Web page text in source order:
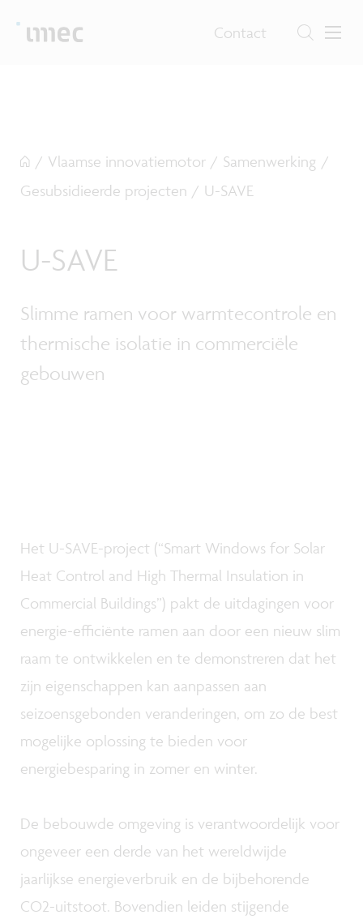
Contact
/ Vlaamse innovatiemotor / Samenwerking /
Gesubsidieerde projecten / U-SAVE
U-SAVE
Slimme ramen voor warmtecontrole en
thermische isolatie in commerciële
gebouwen
Het U-SAVE-project (“Smart Windows for Solar
Heat Control and High Thermal Insulation in
Commercial Buildings”) pakt de uitdagingen voor
energie-efficiënte ramen aan door een nieuw slim
raam te ontwikkelen en te demonstreren dat het
zijn eigenschappen kan aanpassen aan
seizoensgebonden veranderingen, om zo de best
mogelijke oplossing te bieden voor
energiebesparing in zomer en winter.
De bebouwde omgeving is verantwoordelijk voor
ongeveer een derde van het wereldwijde
jaarlijkse energieverbruik en de bijbehorende
CO2-uitstoot. Bovendien leiden stijgende